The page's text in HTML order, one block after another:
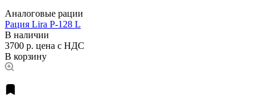
Аналоговые рации
Рация Lira P-128 L
В наличии
3700 р. цена с НДС
В корзину